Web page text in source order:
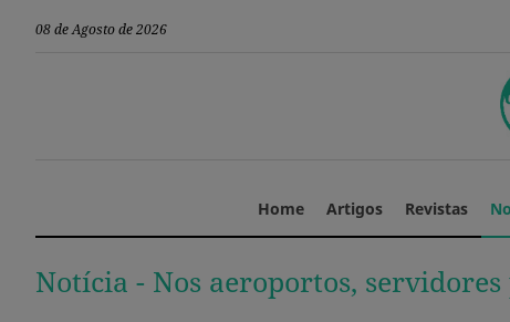
08 de Agosto de 2026
Home Artigos Revistas
Notícia - Nos aeroportos,